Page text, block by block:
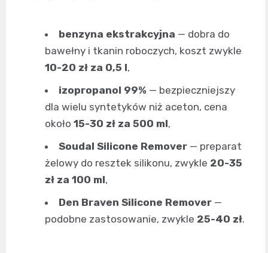
benzyna ekstrakcyjna — dobra do
bawełny i tkanin roboczych, koszt zwykle
10-20 zł za 0,5 l,
izopropanol 99% — bezpieczniejszy
dla wielu syntetyków niż aceton, cena
około 15-30 zł za 500 ml,
Soudal Silicone Remover — preparat
żelowy do resztek silikonu, zwykle 20-35
zł za 100 ml,
Den Braven Silicone Remover —
podobne zastosowanie, zwykle 25-40 zł.